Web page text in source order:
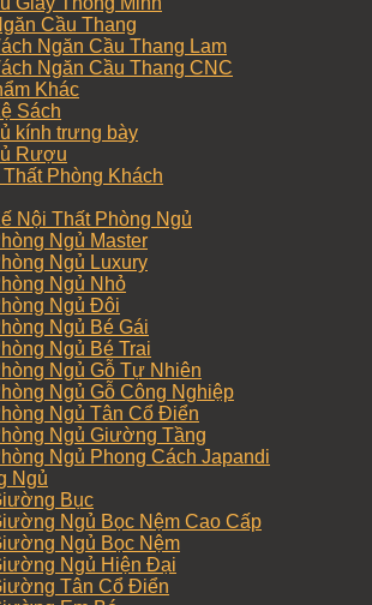
Cầu Thang
Ngăn Cầu Thang Lam
Ngăn Cầu Thang CNC
Khác
Sách
kính trưng bày
Rượu
Thất Phòng Khách
Nội Thất Phòng Ngủ
Ngủ Master
Ngủ Luxury
Ngủ Nhỏ
Ngủ Đôi
Ngủ Bé Gái
Ngủ Bé Trai
Ngủ Gỗ Tự Nhiên
Ngủ Gỗ Công Nghiệp
Ngủ Tân Cổ Điển
Ngủ Giường Tầng
Ngủ Phong Cách Japandi
Ngủ
Bục
Ngủ Bọc Nệm Cao Cấp
Ngủ Bọc Nệm
Ngủ Hiện Đại
Tân Cổ Điển